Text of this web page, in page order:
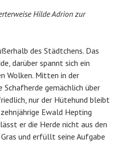
Hilde Adrion zur
des Städtchens. Das
darüber spannt sich ein
Wolken. Mitten in der
gemächlich über
nur der Hütehund bleibt
Ewald Hepting
er die Herde nicht aus den
und erfüllt seine Aufgabe